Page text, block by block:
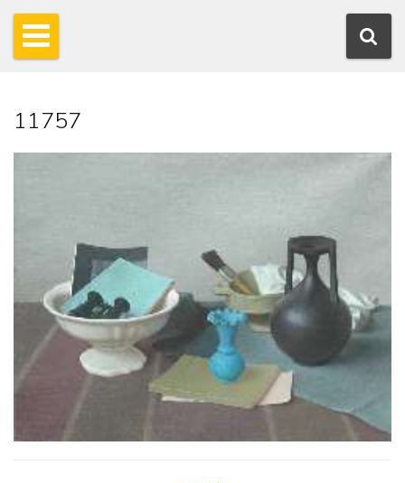
11757